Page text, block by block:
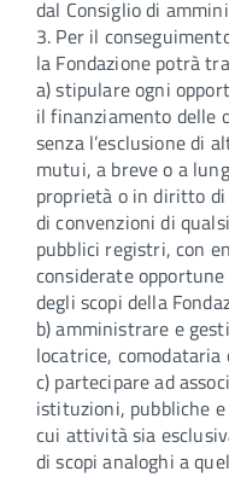
dal Consiglio di
3. Per il
la Fondazione potrà
a) stipulare ogni
il finanziamento delle
senza l’esclusione di
mutui, a breve o a
proprietà o in diritto
di convenzioni di
pubblici registri, con
considerate
degli scopi della
b) amministrare e
locatrice, comodataria
c) partecipare ad
istituzioni, pubbliche
cui attività sia
di scopi analoghi a